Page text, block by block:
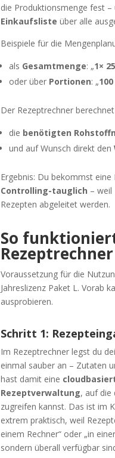
die Produktionsmenge fest
Einkaufsliste über alle
Beispiele für die
als Gesamtmenge: „1×
oder über Portionen: „
Der Rezeptrechner
die benötigten
und auf Wunsch direkt den
Ergebnis: Du bekommst
Controlling-tauglich – weil
Rezepten abgeleitet werden.
So
Rezeptrechner
Voraussetzung für die
Jahreslizenz Paket L. Vorab
ausprobieren.
Schritt 1:
Im Rezeptrechner legst du
einmal sauber an – Zutaten
hast damit eine
Rezeptverwaltung, auf die
zugreifen kannst. Das ist im
extrem praktisch, weil
einem Rechner“ oder „in
sondern überall verfügbar